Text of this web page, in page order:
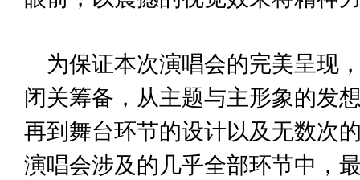
为保证本次演唱会的完美呈现
闭关筹备，从主题与主形象的发
再到舞台环节的设计以及无数次
演唱会涉及的几乎全部环节中，